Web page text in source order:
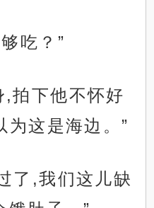
吃？”
,拍下他不怀好
为这是海边。”
了,我们这儿缺